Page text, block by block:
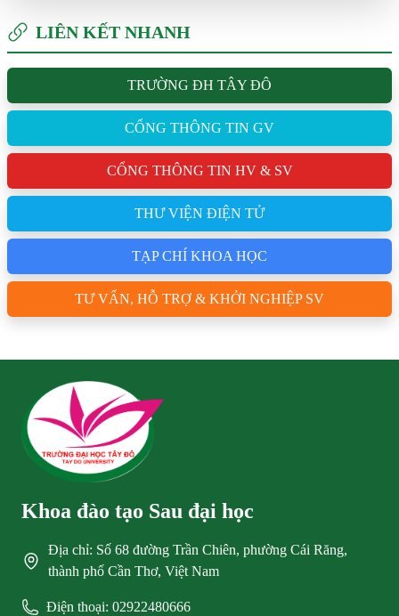
LIÊN KẾT NHANH
TRƯỜNG ĐH TÂY ĐÔ
CỔNG THÔNG TIN GV
CỔNG THÔNG TIN HV & SV
THƯ VIỆN ĐIỆN TỬ
TẠP CHÍ KHOA HỌC
TƯ VẤN, HỖ TRỢ & KHỞI NGHIỆP SV
Khoa đào tạo Sau đại học
Địa chỉ: Số 68 đường Trần Chiên, phường Cái Răng,
thành phố Cần Thơ, Việt Nam
Điện thoại: 02922480666